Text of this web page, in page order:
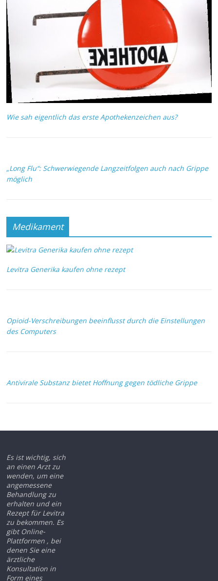
Wie sah eigentlich das erste Apothekenzeichen aus?
„Long Flu“: Schwerwiegende Langzeitfolgen auch nach Grippe
möglich
Medikament
Levitra Generika kaufen ohne rezept
Opioid-Verschreibungen beeinflusst durch die Einstellungen
des Computers
Antivirale Substanz bietet Hoffnung gegen tödliche Grippe
Es ist wichtig, sich
an einen Arzt zu
wenden, um eine
angemessene
Behandlung zu
erhalten und ein
Rezept für Levitra
zu bekommen. Es
gibt Online-
Plattformen , bei
denen Sie eine
ärztliche
Konsultation in
Form eines